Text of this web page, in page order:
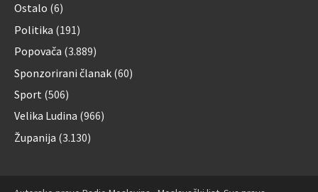
Ostalo (6)
Politika (191)
Popovača (3.889)
Sponzorirani članak (60)
Sport (506)
Velika Ludina (966)
Županija (3.130)